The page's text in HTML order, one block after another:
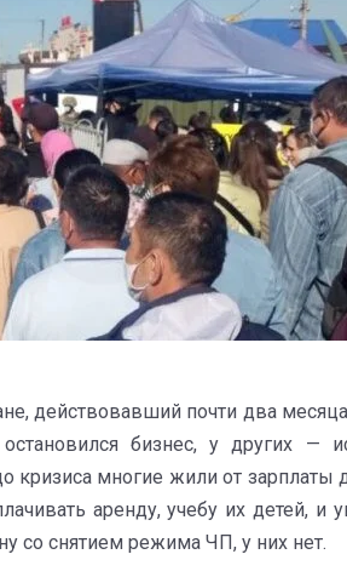
действовавший почти два
бизнес, у других —
кризиса многие жили от зарплаты
аренду, учебу их детей, и
со снятием режима ЧП, у них нет.